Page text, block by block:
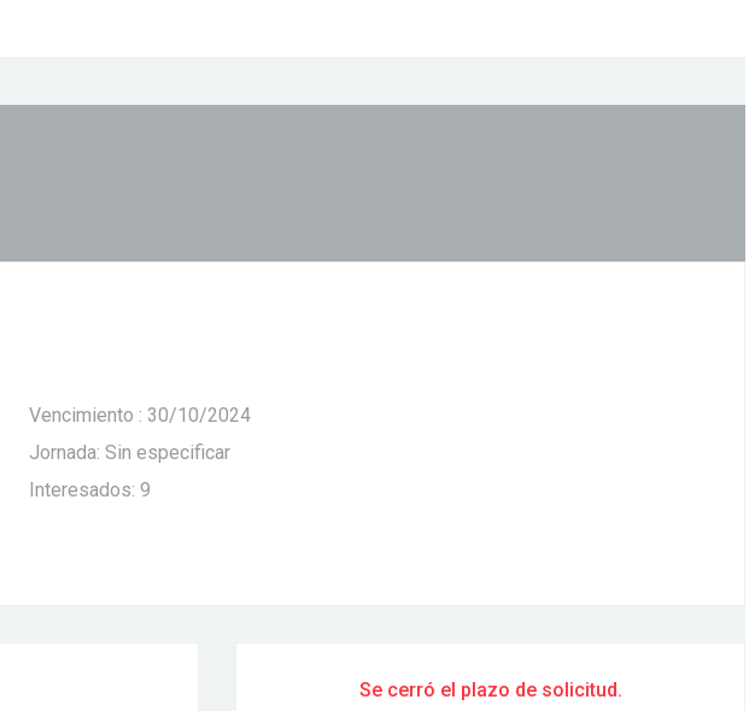
Vencimiento : 30/10/2024
Jornada: Sin especificar
Interesados: 9
Se cerró el plazo de solicitud.